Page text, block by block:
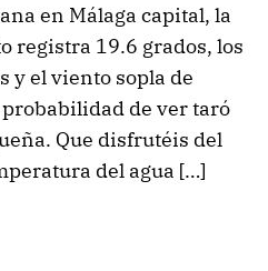
en Málaga capital, la
registra 19.6 grados, los
y el viento sopla de
de ver taró
Que disfrutéis del
del agua […]